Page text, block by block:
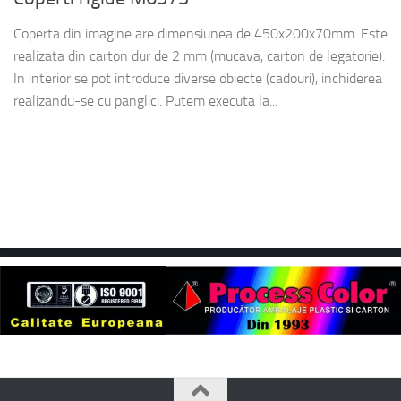
Coperta din imagine are dimensiunea de 450x200x70mm. Este
realizata din carton dur de 2 mm (mucava, carton de legatorie).
In interior se pot introduce diverse obiecte (cadouri), inchiderea
realizandu-se cu panglici. Putem executa la...